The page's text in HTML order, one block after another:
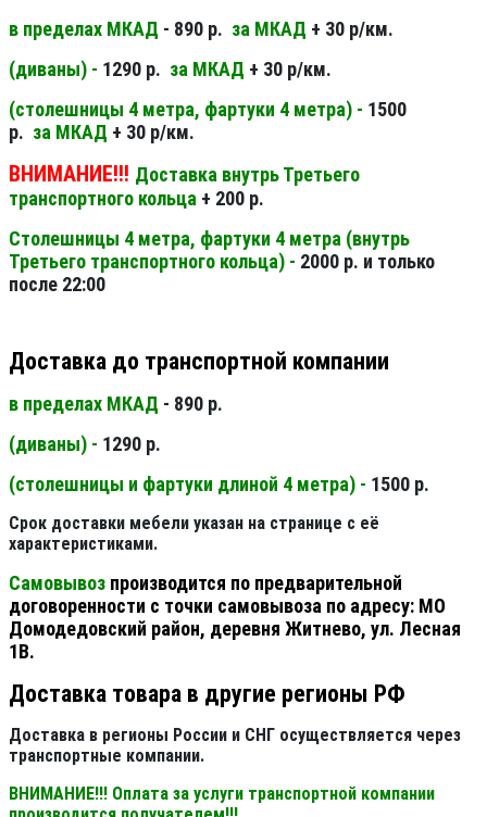
в пределах МКАД - 890 р. за МКАД + 30 р/км.
(диваны) - 1290 р. за МКАД + 30 р/км.
(столешницы 4 метра, фартуки 4 метра) - 1500
р. за МКАД + 30 р/км.
ВНИМАНИЕ!!! Доставка внутрь Третьего
транспортного кольца + 200 р.
Столешницы 4 метра, фартуки 4 метра (внутрь
Третьего транспортного кольца) - 2000 р. и только
после 22:00
Доставка до транспортной компании
в пределах МКАД - 890 р.
(диваны) - 1290 р.
(столешницы и фартуки длиной 4 метра) - 1500 р.
Срок доставки мебели указан на странице с её
характеристиками.
Самовывоз производится по предварительной
договоренности с точки самовывоза по адресу: МО
Домодедовский район, деревня Житнево, ул. Лесная
1В.
Доставка товара в другие регионы РФ
Доставка в регионы России и СНГ осуществляется через
транспортные компании.
ВНИМАНИЕ!!! Оплата за услуги транспортной компании